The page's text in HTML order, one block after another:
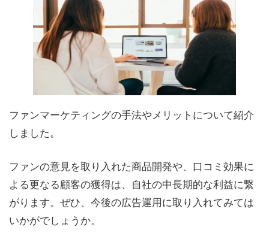
ファンマーケティングの手法やメリットについて紹介
しました。
ファンの意見を取り入れた商品開発や、口コミ効果に
よる更なる顧客の獲得は、自社の中長期的な利益に繋
がります。ぜひ、今後の広告運用に取り入れてみては
いかがでしょうか。